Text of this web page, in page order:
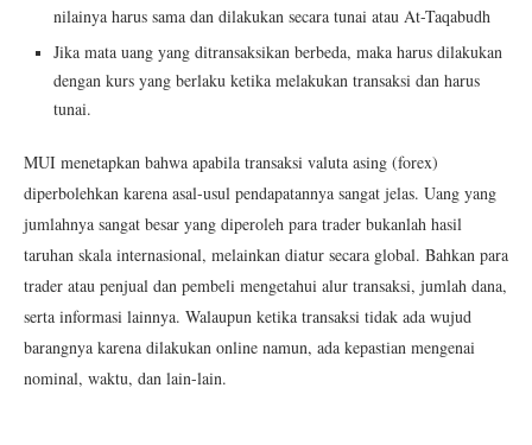
nilainya harus sama dan dilakukan secara tunai atau At-Taqabudh
Jika mata uang yang ditransaksikan berbeda, maka harus dilakukan
dengan kurs yang berlaku ketika melakukan transaksi dan harus
tunai.
MUI menetapkan bahwa apabila transaksi valuta asing (forex)
diperbolehkan karena asal-usul pendapatannya sangat jelas. Uang yang
jumlahnya sangat besar yang diperoleh para trader bukanlah hasil
taruhan skala internasional, melainkan diatur secara global. Bahkan para
trader atau penjual dan pembeli mengetahui alur transaksi, jumlah dana,
serta informasi lainnya. Walaupun ketika transaksi tidak ada wujud
barangnya karena dilakukan online namun, ada kepastian mengenai
nominal, waktu, dan lain-lain.